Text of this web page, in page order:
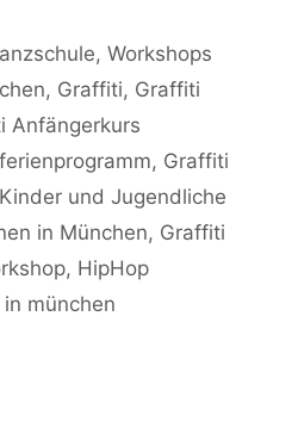
,Workshops
, Graffiti, Graffiti
Anfängerkurs
, Graffiti
und Jugendliche
in München, Graffiti
, HipHop
münchen